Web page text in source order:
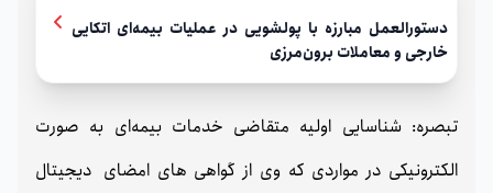
دستورالعمل مبارزه با پولشویی در عملیات بیمه‌ای اتکایی
خارجی و معاملات برون‌مرزی
تبصره: شناسایی اولیه متقاضی خدمات بیمه‌ای به صورت
الکترونیکی در مواردی که وی از گواهی های امضای دیجیتال